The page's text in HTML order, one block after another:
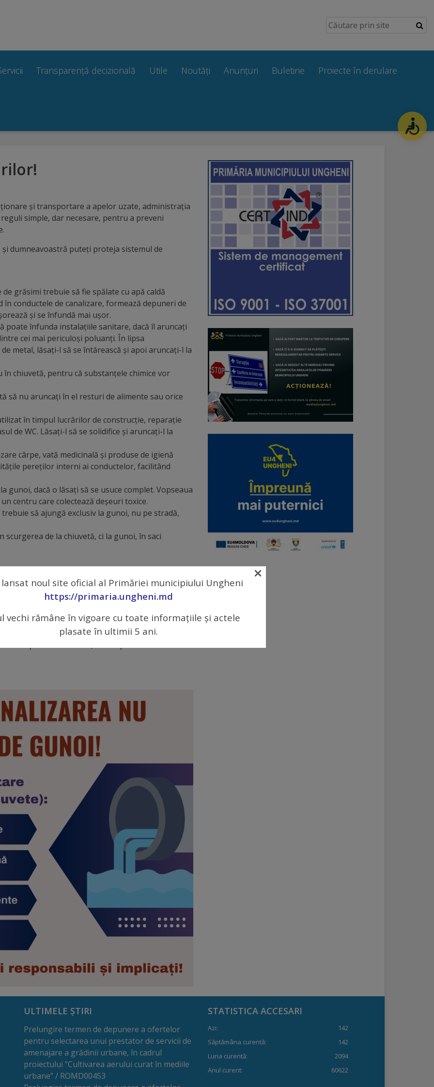
Transparență decizională Utile Noutăți Anunțuri Buletine Proiecte în derulare
și transportare a apelor uzate, administraţia
simple, dar necesare, pentru a preveni
dumneavoastră puteţi proteja sistemul de
grăsimi trebuie să fie spălate cu apă caldă
conductele de canalizare, formează depuneri de
şi se înfundă mai uşor.
poate înfunda instalaţiile sanitare, dacă îl aruncaţi
cei mai periculoşi poluanţi. În lipsa
metal, lăsaţi-l să se întărească şi apoi aruncaţi-l la
în chiuvetă, pentru că substanţele chimice vor
să nu aruncaţi în el resturi de alimente sau orice
în timpul lucrărilor de construcţie, reparaţie
de WC. Lăsaţi-l să se solidifice şi aruncaţi-l la
cârpe, vată medicinală şi produse de igienă
pereţilor interni ai conductelor, facilitând
gunoi, dacă o lăsaţi să se usuce complet. Vopseaua
centru care colectează deşeuri toxice.
să ajungă exclusiv la gunoi, nu pe stradă,
de la chiuvetă, ci la gunoi, în saci
sunt aceleaşi. În urma desfundării conductelor
nu ar trebuie să fie): grăsimile solidificate,
flacoanele din material plastic, cărămizi, pietre,
racord şi de vizitare sunt menite să asigure
aruncaţi în ele pietre, moloz sau alte deşeuri.
depind numai de noi, să le exploatăm
ULTIMELE ȘTIRI
Prelungire termen de depunere a ofertelor
pentru selectarea unui prestator de servicii de
amenajare a grădinii urbane, în cadrul
proiectului ”Cultivarea aerului curat în mediile
urbane” / ROMD00453
STATISTICA ACCESARI
Azi:
142
Săptămâna curentă:
142
Luna curentă:
2094
Anul curent:
60622
noul site oficial al Primăriei municipiului Ungheni
https://primaria.ungheni.md
vechi rămâne în vigoare cu toate informațiile și actele
plasate în ultimii 5 ani.
×